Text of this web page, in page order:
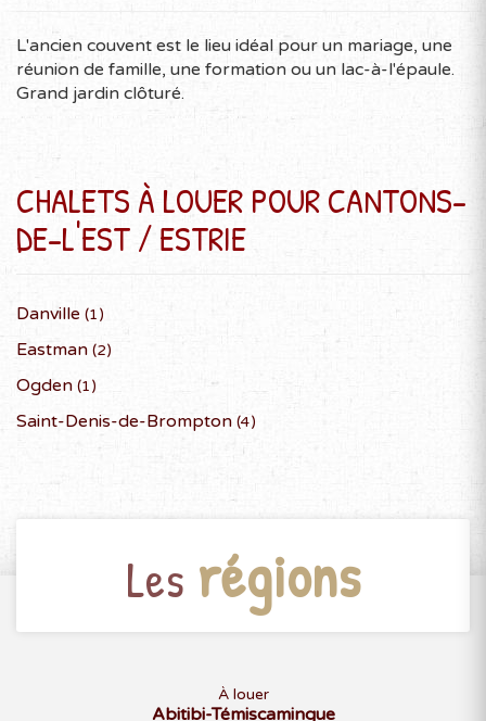
L'ancien couvent est le lieu idéal pour un mariage, une
réunion de famille, une formation ou un lac-à-l'épaule.
Grand jardin clôturé.
CHALETS À LOUER POUR CANTONS-
DE-L'EST / ESTRIE
Danville (1)
Eastman (2)
Ogden (1)
Saint-Denis-de-Brompton (4)
Les régions
À louer
Abitibi-Témiscamingue